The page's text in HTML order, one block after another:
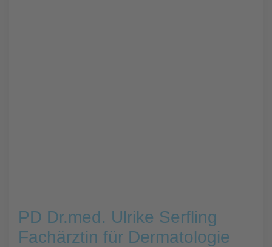
PD Dr.med. Ulrike Serfling
Fachärztin für Dermatologie